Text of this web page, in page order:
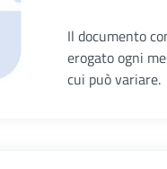
Il documento
erogato ogni
cui può variare.